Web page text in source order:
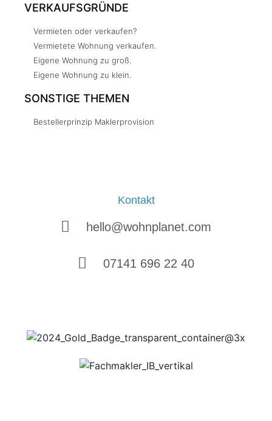
VERKAUFSGRÜNDE
Vermieten oder verkaufen?
Vermietete Wohnung verkaufen.
Eigene Wohnung zu groß.
Eigene Wohnung zu klein.
SONSTIGE THEMEN
Bestellerprinzip Maklerprovision
Kontakt
hello@wohnplanet.com
07141 696 22 40